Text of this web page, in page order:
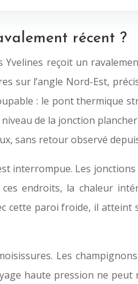
récent ?
reçoit un
sur l’angle Nord-Est,
: le pont thermique
de la jonction
sans retour observé
interrompue. Les
endroits, la chaleur
cette paroi froide, il
Les
haute pression ne